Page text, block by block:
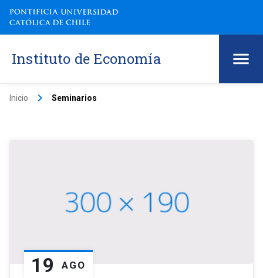
Instituto de Economía
Inicio keyboard_arrow_right Seminarios
19 AGO